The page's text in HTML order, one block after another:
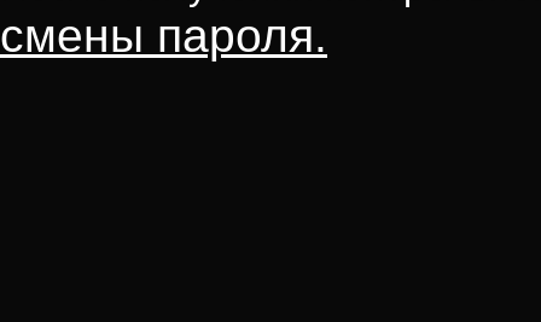
смены пароля.